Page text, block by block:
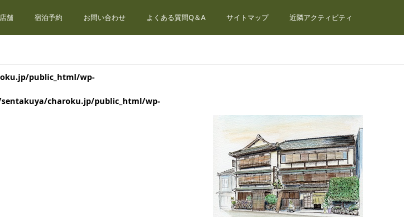
舗 宿泊予約 お問い合わせ よくある質問Q＆A サイトマップ 近隣アクティビティ
public_html/wp-
charoku.jp/public_html/wp-